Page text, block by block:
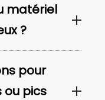
matériel
?
pour
ou pics